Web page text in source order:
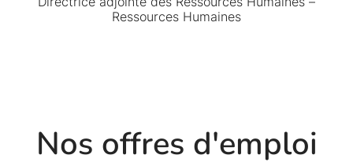
Ressources Humaines
Nos offres d'emploi